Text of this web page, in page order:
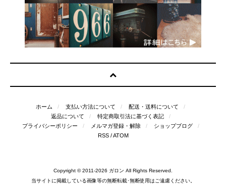
ホーム 支払い方法について
配送・送料について
返品について
特定商取引法に基づく表記
プライバシーポリシー
メルマガ登録・解除
ショップブログ
RSS/ATOM
Copyright © 2011-2026 ガロン All Rights Reserved.
当サイトに掲載している画像等の無断転載･無断使用はご遠慮ください。